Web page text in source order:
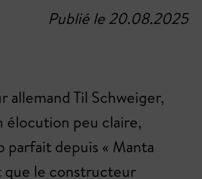
Publié le 20.08.2025
allemand Til Schweiger,
élocution peu claire,
depuis « Manta
que le constructeur